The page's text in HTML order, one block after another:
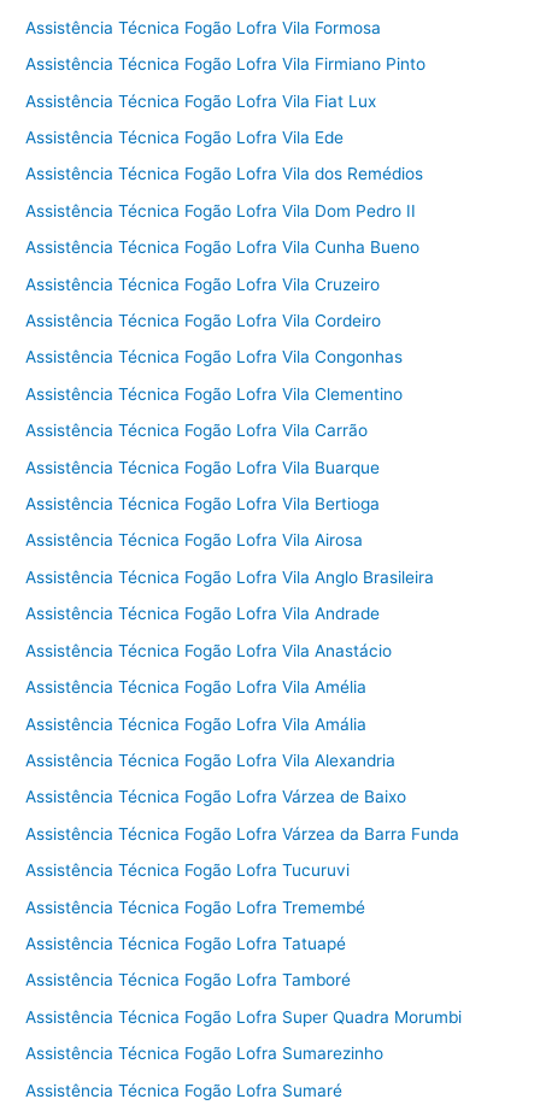
Assistência Técnica Fogão Lofra Vila Formosa
Assistência Técnica Fogão Lofra Vila Firmiano Pinto
Assistência Técnica Fogão Lofra Vila Fiat Lux
Assistência Técnica Fogão Lofra Vila Ede
Assistência Técnica Fogão Lofra Vila dos Remédios
Assistência Técnica Fogão Lofra Vila Dom Pedro II
Assistência Técnica Fogão Lofra Vila Cunha Bueno
Assistência Técnica Fogão Lofra Vila Cruzeiro
Assistência Técnica Fogão Lofra Vila Cordeiro
Assistência Técnica Fogão Lofra Vila Congonhas
Assistência Técnica Fogão Lofra Vila Clementino
Assistência Técnica Fogão Lofra Vila Carrão
Assistência Técnica Fogão Lofra Vila Buarque
Assistência Técnica Fogão Lofra Vila Bertioga
Assistência Técnica Fogão Lofra Vila Airosa
Assistência Técnica Fogão Lofra Vila Anglo Brasileira
Assistência Técnica Fogão Lofra Vila Andrade
Assistência Técnica Fogão Lofra Vila Anastácio
Assistência Técnica Fogão Lofra Vila Amélia
Assistência Técnica Fogão Lofra Vila Amália
Assistência Técnica Fogão Lofra Vila Alexandria
Assistência Técnica Fogão Lofra Várzea de Baixo
Assistência Técnica Fogão Lofra Várzea da Barra Funda
Assistência Técnica Fogão Lofra Tucuruvi
Assistência Técnica Fogão Lofra Tremembé
Assistência Técnica Fogão Lofra Tatuapé
Assistência Técnica Fogão Lofra Tamboré
Assistência Técnica Fogão Lofra Super Quadra Morumbi
Assistência Técnica Fogão Lofra Sumarezinho
Assistência Técnica Fogão Lofra Sumaré